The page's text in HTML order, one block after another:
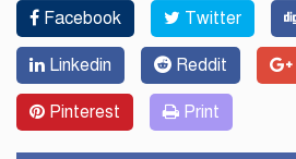
Facebook Twitter
Linkedin Reddit
Pinterest Print